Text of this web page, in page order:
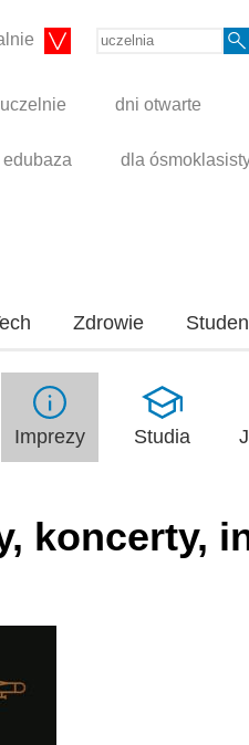
uczelnie dni otwarte
edubaza dla
Zdrowie
Imprezy Studia
koncerty,